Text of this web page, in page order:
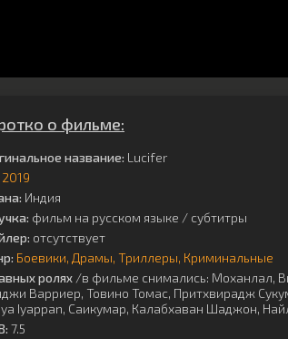
о фильме:
название: Lucifer
2019
Индия
фильм на русском языке / субтитры
отсутствует
Боевики Драмы Триллеры Криминальные
ролях /в фильме снимались: Моханлал,
Варриер, Товино Томас, Притхвирадж
Iyappan, Саикумар, Калабхаван Шаджон,
7.5